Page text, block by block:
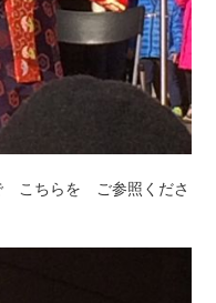
こちらを ご参照くださ